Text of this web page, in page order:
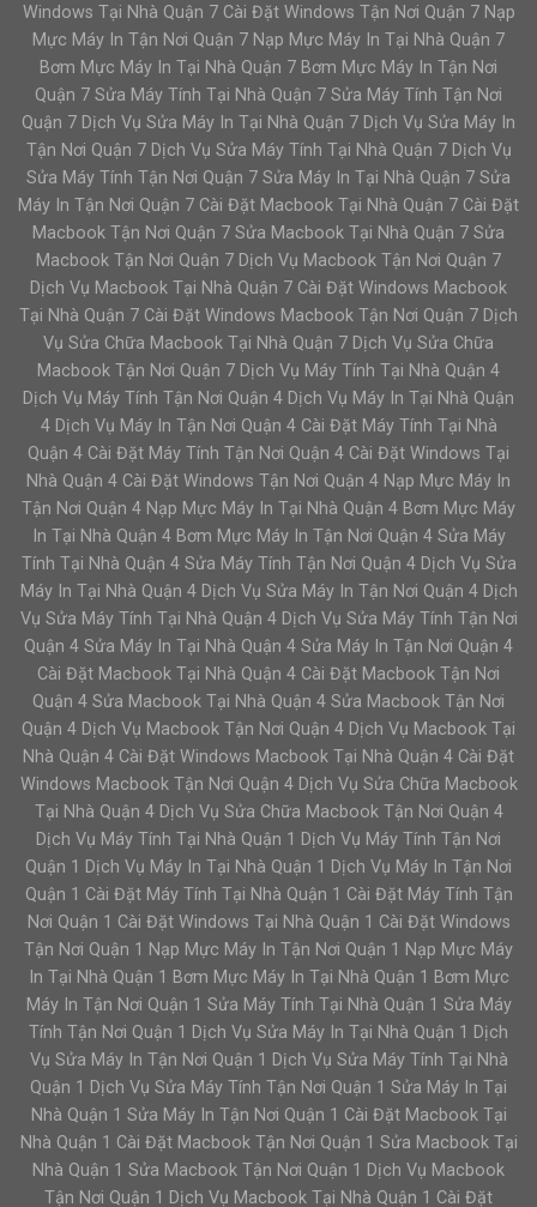
Windows Tại Nhà Quận 7 Cài Đặt Windows Tận Nơi Quận 7 Nạp
Mực Máy In Tận Nơi Quận 7 Nạp Mực Máy In Tại Nhà Quận 7
Bơm Mực Máy In Tại Nhà Quận 7 Bơm Mực Máy In Tận Nơi
Quận 7 Sửa Máy Tính Tại Nhà Quận 7 Sửa Máy Tính Tận Nơi
Quận 7 Dịch Vụ Sửa Máy In Tại Nhà Quận 7 Dịch Vụ Sửa Máy In
Tận Nơi Quận 7 Dịch Vụ Sửa Máy Tính Tại Nhà Quận 7 Dịch Vụ
Sửa Máy Tính Tận Nơi Quận 7 Sửa Máy In Tại Nhà Quận 7 Sửa
Máy In Tận Nơi Quận 7 Cài Đặt Macbook Tại Nhà Quận 7 Cài Đặt
Macbook Tận Nơi Quận 7 Sửa Macbook Tại Nhà Quận 7 Sửa
Macbook Tận Nơi Quận 7 Dịch Vụ Macbook Tận Nơi Quận 7
Dịch Vụ Macbook Tại Nhà Quận 7 Cài Đặt Windows Macbook
Tại Nhà Quận 7 Cài Đặt Windows Macbook Tận Nơi Quận 7 Dịch
Vụ Sửa Chữa Macbook Tại Nhà Quận 7 Dịch Vụ Sửa Chữa
Macbook Tận Nơi Quận 7 Dịch Vụ Máy Tính Tại Nhà Quận 4
Dịch Vụ Máy Tính Tận Nơi Quận 4 Dịch Vụ Máy In Tại Nhà Quận
4 Dịch Vụ Máy In Tận Nơi Quận 4 Cài Đặt Máy Tính Tại Nhà
Quận 4 Cài Đặt Máy Tính Tận Nơi Quận 4 Cài Đặt Windows Tại
Nhà Quận 4 Cài Đặt Windows Tận Nơi Quận 4 Nạp Mực Máy In
Tận Nơi Quận 4 Nạp Mực Máy In Tại Nhà Quận 4 Bơm Mực Máy
In Tại Nhà Quận 4 Bơm Mực Máy In Tận Nơi Quận 4 Sửa Máy
Tính Tại Nhà Quận 4 Sửa Máy Tính Tận Nơi Quận 4 Dịch Vụ Sửa
Máy In Tại Nhà Quận 4 Dịch Vụ Sửa Máy In Tận Nơi Quận 4 Dịch
Vụ Sửa Máy Tính Tại Nhà Quận 4 Dịch Vụ Sửa Máy Tính Tận Nơi
Quận 4 Sửa Máy In Tại Nhà Quận 4 Sửa Máy In Tận Nơi Quận 4
Cài Đặt Macbook Tại Nhà Quận 4 Cài Đặt Macbook Tận Nơi
Quận 4 Sửa Macbook Tại Nhà Quận 4 Sửa Macbook Tận Nơi
Quận 4 Dịch Vụ Macbook Tận Nơi Quận 4 Dịch Vụ Macbook Tại
Nhà Quận 4 Cài Đặt Windows Macbook Tại Nhà Quận 4 Cài Đặt
Windows Macbook Tận Nơi Quận 4 Dịch Vụ Sửa Chữa Macbook
Tại Nhà Quận 4 Dịch Vụ Sửa Chữa Macbook Tận Nơi Quận 4
Dịch Vụ Máy Tính Tại Nhà Quận 1 Dịch Vụ Máy Tính Tận Nơi
Quận 1 Dịch Vụ Máy In Tại Nhà Quận 1 Dịch Vụ Máy In Tận Nơi
Quận 1 Cài Đặt Máy Tính Tại Nhà Quận 1 Cài Đặt Máy Tính Tận
Nơi Quận 1 Cài Đặt Windows Tại Nhà Quận 1 Cài Đặt Windows
Tận Nơi Quận 1 Nạp Mực Máy In Tận Nơi Quận 1 Nạp Mực Máy
In Tại Nhà Quận 1 Bơm Mực Máy In Tại Nhà Quận 1 Bơm Mực
Máy In Tận Nơi Quận 1 Sửa Máy Tính Tại Nhà Quận 1 Sửa Máy
Tính Tận Nơi Quận 1 Dịch Vụ Sửa Máy In Tại Nhà Quận 1 Dịch
Vụ Sửa Máy In Tận Nơi Quận 1 Dịch Vụ Sửa Máy Tính Tại Nhà
Quận 1 Dịch Vụ Sửa Máy Tính Tận Nơi Quận 1 Sửa Máy In Tại
Nhà Quận 1 Sửa Máy In Tận Nơi Quận 1 Cài Đặt Macbook Tại
Nhà Quận 1 Cài Đặt Macbook Tận Nơi Quận 1 Sửa Macbook Tại
Nhà Quận 1 Sửa Macbook Tận Nơi Quận 1 Dịch Vụ Macbook
Tận Nơi Quận 1 Dịch Vụ Macbook Tại Nhà Quận 1 Cài Đặt